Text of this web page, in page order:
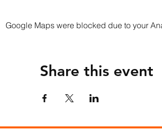
Google Maps were blocked due to your
Share this event